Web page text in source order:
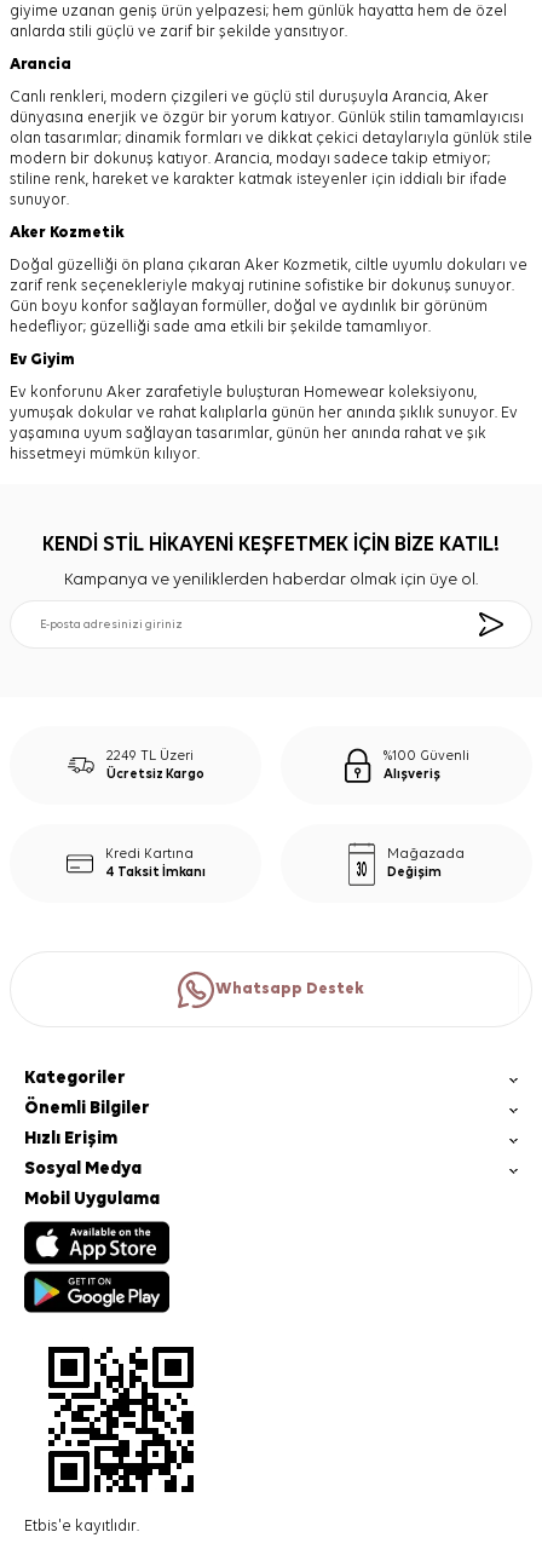
giyime uzanan geniş ürün yelpazesi; hem günlük hayatta hem de özel
anlarda stili güçlü ve zarif bir şekilde yansıtıyor.
Arancia
Canlı renkleri, modern çizgileri ve güçlü stil duruşuyla Arancia, Aker
dünyasına enerjik ve özgür bir yorum katıyor. Günlük stilin tamamlayıcısı
olan tasarımlar; dinamik formları ve dikkat çekici detaylarıyla günlük stile
modern bir dokunuş katıyor. Arancia, modayı sadece takip etmiyor;
stiline renk, hareket ve karakter katmak isteyenler için iddialı bir ifade
sunuyor.
Aker Kozmetik
Doğal güzelliği ön plana çıkaran Aker Kozmetik, ciltle uyumlu dokuları ve
zarif renk seçenekleriyle makyaj rutinine sofistike bir dokunuş sunuyor.
Gün boyu konfor sağlayan formüller, doğal ve aydınlık bir görünüm
hedefliyor; güzelliği sade ama etkili bir şekilde tamamlıyor.
Ev Giyim
Ev konforunu Aker zarafetiyle buluşturan Homewear koleksiyonu,
yumuşak dokular ve rahat kalıplarla günün her anında şıklık sunuyor. Ev
yaşamına uyum sağlayan tasarımlar, günün her anında rahat ve şık
hissetmeyi mümkün kılıyor.
KENDİ STİL HİKAYENİ KEŞFETMEK İÇİN BİZE KATIL!
Kampanya ve yeniliklerden haberdar olmak için üye ol.
2249 TL Üzeri
Ücretsiz Kargo
%100 Güvenli
Alışveriş
Kredi Kartına
4 Taksit İmkanı
Mağazada
Değişim
Whatsapp Destek
Kategoriler
Önemli Bilgiler
Hızlı Erişim
Sosyal Medya
Mobil Uygulama
Etbis'e kayıtlıdır.